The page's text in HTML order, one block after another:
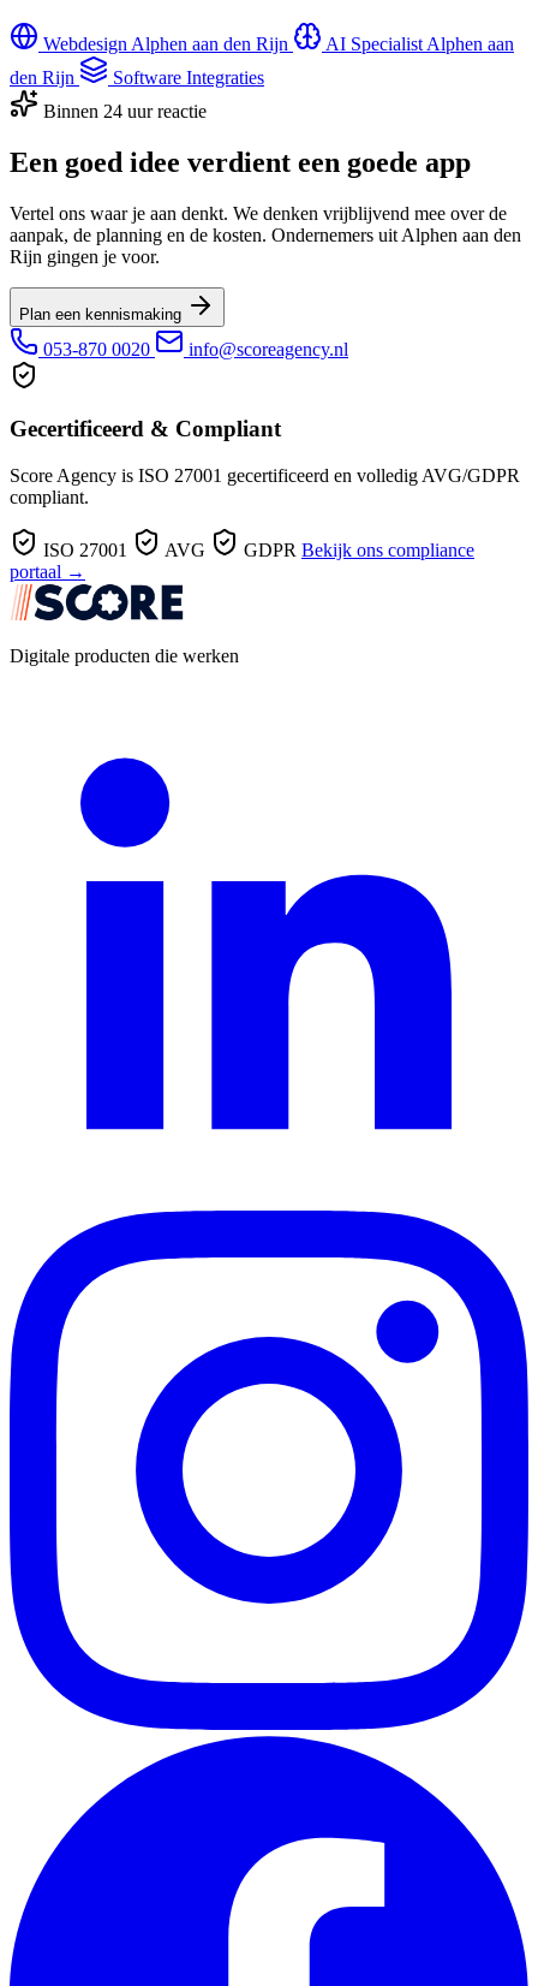
Webdesign Alphen aan den Rijn
AI Specialist Alphen aan
den Rijn
Software Integraties
Binnen 24 uur reactie
Een goed idee verdient een goede app
Vertel ons waar je aan denkt. We denken vrijblijvend mee over de
aanpak, de planning en de kosten. Ondernemers uit Alphen aan den
Rijn gingen je voor.
Plan een kennismaking
053-870 0020 info@scoreagency.nl
Gecertificeerd & Compliant
Score Agency is ISO 27001 gecertificeerd en volledig AVG/GDPR
compliant.
ISO 27001 AVG GDPR Bekijk ons compliance
portaal →
Digitale producten die werken